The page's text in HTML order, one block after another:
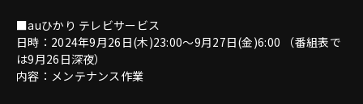
■auひかり テレビサービス
日時：2024年9月26日(木)23:00～9月27日(金)6:00 （番組表で
は9月26日深夜）
内容：メンテナンス作業